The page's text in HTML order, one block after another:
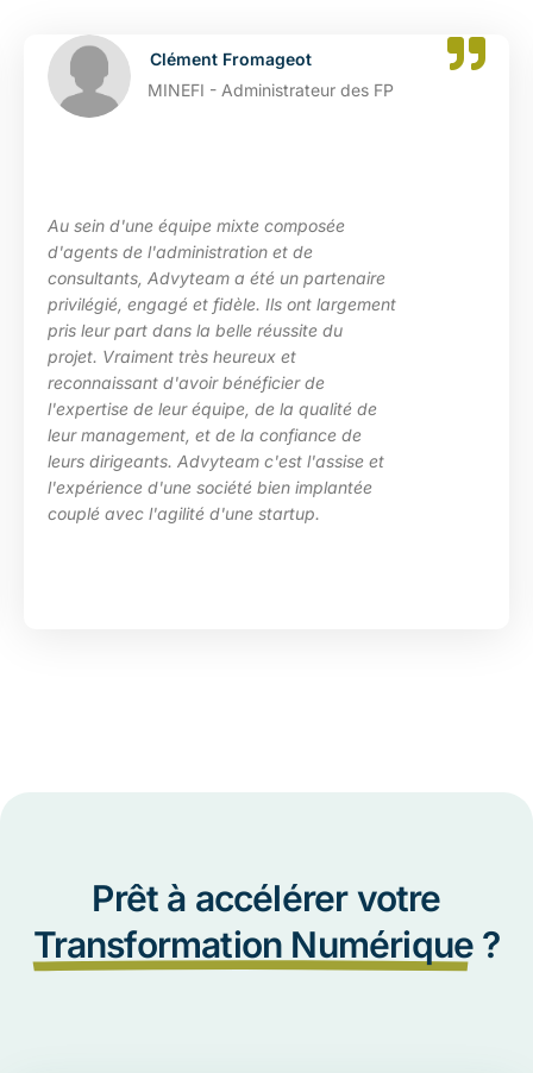
Fromageot
- Administrateur des FP
mixte composée
et de
a été un partenaire
fidèle. Ils ont largement
la belle réussite du
heureux et
bénéficier de
équipe, de la qualité de
et de la confiance de
c'est l'assise et
société bien implantée
d'une startup.
Prêt à accélérer votre
Transformation Numérique ?